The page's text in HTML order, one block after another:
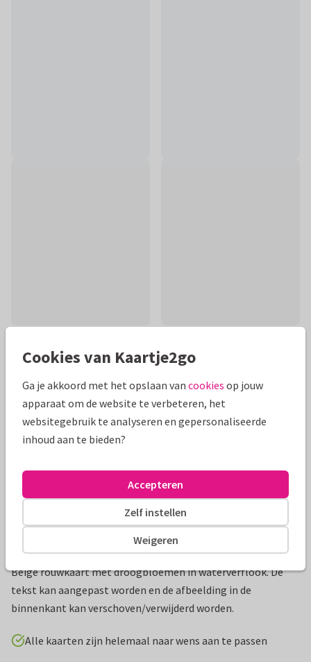
Mooie extra's bij je kaart
Productinformatie
Beige rouwkaart met droogbloemen in waterverflook. De
tekst kan aangepast worden en de afbeelding in de
binnenkant kan verschoven/verwijderd worden.
Alle kaarten zijn helemaal naar wens aan te passen
Cookies van Kaartje2go
Ga je akkoord met het opslaan van cookies op jouw
apparaat om de website te verbeteren, het
websitegebruik te analyseren en gepersonaliseerde
inhoud aan te bieden?
Weigeren
Zelf instellen
Accepteren